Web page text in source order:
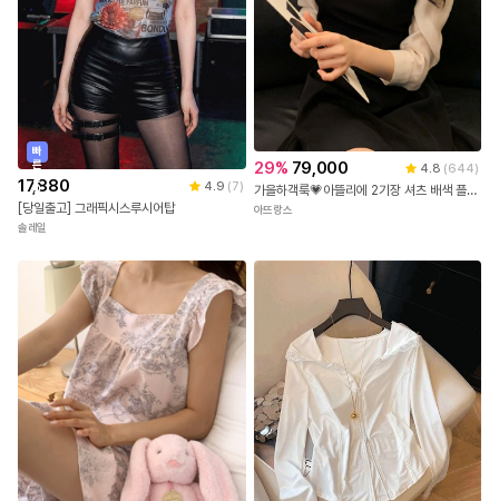
빠
른
출
발
17,880 4.9 (7)
[당일출고] 그래픽시스루시어탑
솔레일
29% 79,000 4.8 (644)
가을하객룩💗아뜰리에 2기장 셔츠 배색 플레어라인 원피스 하객룩,소개팅룩,자체제작,하객룩
아뜨랑스